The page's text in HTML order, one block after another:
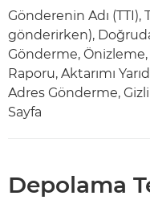
Gönderenin Adı (TTI),
gönderirken),
Gönderme, Önizleme,
Raporu, Aktarımı
Adres Gönderme,
Sayfa
Depolama